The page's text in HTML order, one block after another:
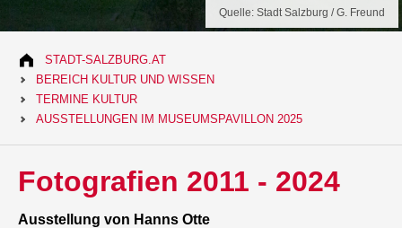
Quelle: Stadt Salzburg / G. Freund
STADT-SALZBURG.AT
BEREICH KULTUR UND WISSEN
TERMINE KULTUR
AUSSTELLUNGEN IM MUSEUMSPAVILLON 2025
Fotografien 2011 - 2024
Ausstellung von Hanns Otte